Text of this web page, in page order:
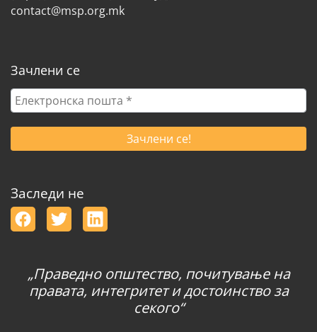
contact@msp.org.mk
Зачлени се
Електронска
пошта
*
Заследи не
„Праведно општество, почитување на
правата, интегритет и достоинство за
секого“